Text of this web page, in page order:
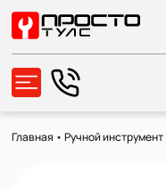
Главная •Ручной инструмент